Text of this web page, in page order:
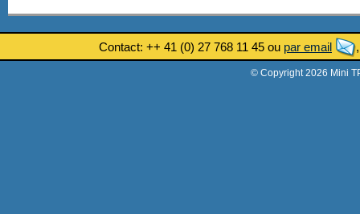
Contact: ++ 41 (0) 27 768 11 45 ou par email
© Copyright 2026 Mini